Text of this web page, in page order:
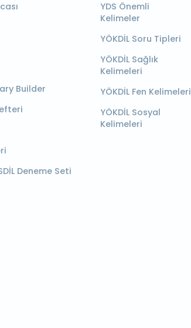
Builder
Deneme Seti
YDS Önemli
Kelimeler
YÖKDİL Soru Tipleri
YÖKDİL Sağlık
Kelimeleri
YÖKDİL Fen Kelimeleri
YÖKDİL Sosyal
Kelimeleri